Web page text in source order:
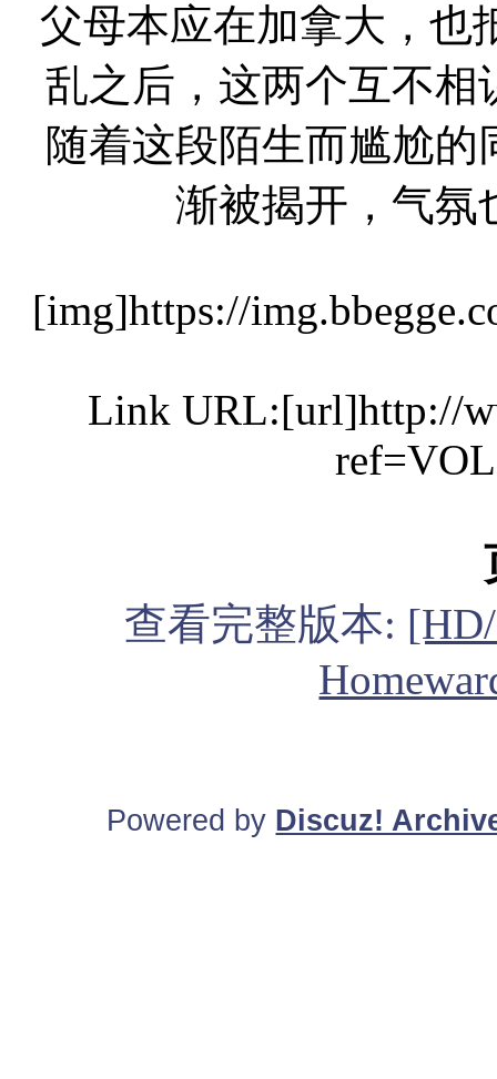
父母本应在加拿大，也
乱之后，这两个互不
随着这段陌生而尴尬
渐被揭开，气
[img]https://
Link URL:[url]http://
查看完整版本:
Powered by Discuz!